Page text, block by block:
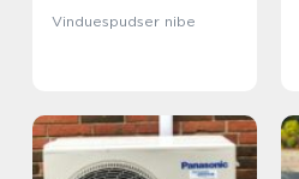
Vinduespudser nibe